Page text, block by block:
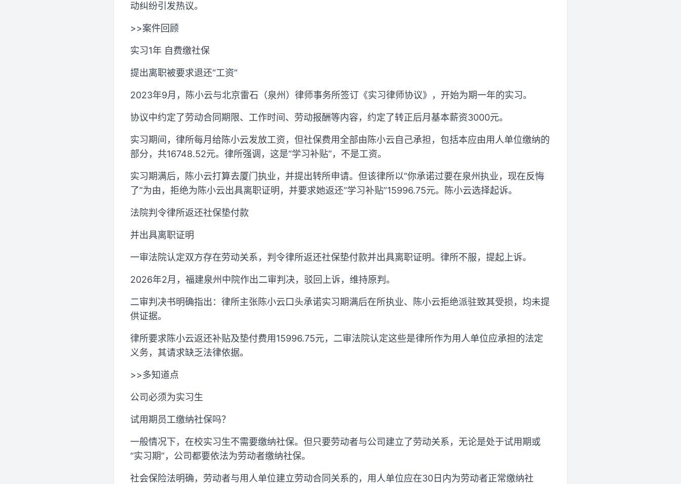
动纠纷引发热议。
>>案件回顾
实习1年 自费缴社保
提出离职被要求退还“工资”
2023年9月，陈小云与北京雷石（泉州）律师事务所签订《实习律师协议》，开始为期一年的实习。
协议中约定了劳动合同期限、工作时间、劳动报酬等内容，约定了转正后月基本薪资3000元。
实习期间，律所每月给陈小云发放工资，但社保费用全部由陈小云自己承担，包括本应由用人单位缴纳的
部分，共16748.52元。律所强调，这是“学习补贴”，不是工资。
实习期满后，陈小云打算去厦门执业，并提出转所申请。但该律所以“你承诺过要在泉州执业，现在反悔
了”为由，拒绝为陈小云出具离职证明，并要求她返还“学习补贴”15996.75元。陈小云选择起诉。
法院判令律所返还社保垫付款
并出具离职证明
一审法院认定双方存在劳动关系，判令律所返还社保垫付款并出具离职证明。律所不服，提起上诉。
2026年2月，福建泉州中院作出二审判决，驳回上诉，维持原判。
二审判决书明确指出：律所主张陈小云口头承诺实习期满后在所执业、陈小云拒绝派驻致其受损，均未提
供证据。
律所要求陈小云返还补贴及垫付费用15996.75元，二审法院认定这些是律所作为用人单位应承担的法定
义务，其请求缺乏法律依据。
>>多知道点
公司必须为实习生
试用期员工缴纳社保吗？
一般情况下，在校实习生不需要缴纳社保。但只要劳动者与公司建立了劳动关系，无论是处于试用期或
“实习期”，公司都要依法为劳动者缴纳社保。
社会保险法明确，劳动者与用人单位建立劳动合同关系的，用人单位应在30日内为劳动者正常缴纳社